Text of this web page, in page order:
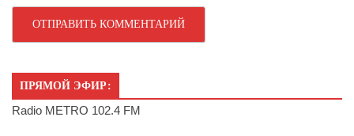
ПРЯМОЙ ЭФИР:
Radio METRO 102.4 FM